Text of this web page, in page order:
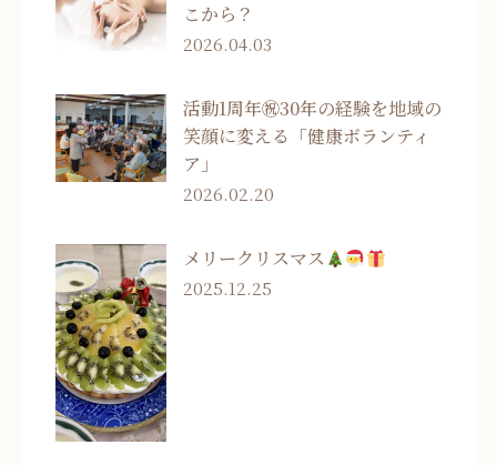
こから？
2026.04.03
活動1周年㊗30年の経験を地域の
笑顔に変える「健康ボランティ
ア」
2026.02.20
メリークリスマス
2025.12.25